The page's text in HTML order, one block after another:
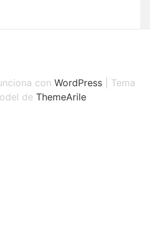
con WordPress
Tema
de ThemeArile